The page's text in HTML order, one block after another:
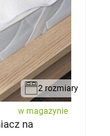
2 rozmiary
w magazynie
na